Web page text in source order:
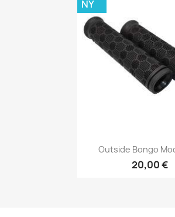

Outside Bongo
20,00 €
NY